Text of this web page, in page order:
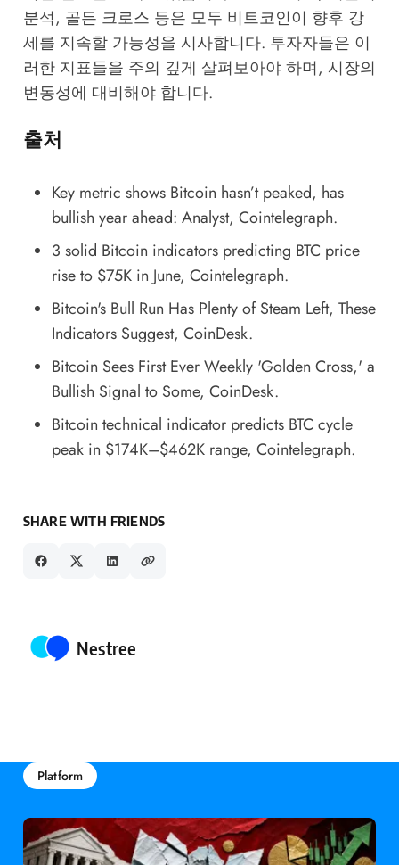
분석, 골든 크로스 등은 모두 비트코인이 향후 강
세를 지속할 가능성을 시사합니다. 투자자들은 이
러한 지표들을 주의 깊게 살펴보아야 하며, 시장의
변동성에 대비해야 합니다.
출처
Key metric shows Bitcoin hasn’t peaked, has
bullish year ahead: Analyst, Cointelegraph.
3 solid Bitcoin indicators predicting BTC price
rise to $75K in June, Cointelegraph.
Bitcoin's Bull Run Has Plenty of Steam Left, These
Indicators Suggest, CoinDesk.
Bitcoin Sees First Ever Weekly 'Golden Cross,' a
Bullish Signal to Some, CoinDesk.
Bitcoin technical indicator predicts BTC cycle
peak in $174K–$462K range, Cointelegraph.
SHARE WITH FRIENDS
Posted by
Nestree
Platform